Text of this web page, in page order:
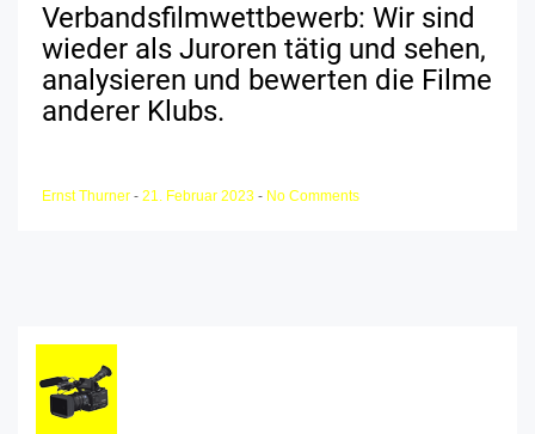
Verbandsfilmwettbewerb: Wir sind
wieder als Juroren tätig und sehen,
analysieren und bewerten die Filme
anderer Klubs.
Ernst Thurner - 21. Februar 2023 - No Comments